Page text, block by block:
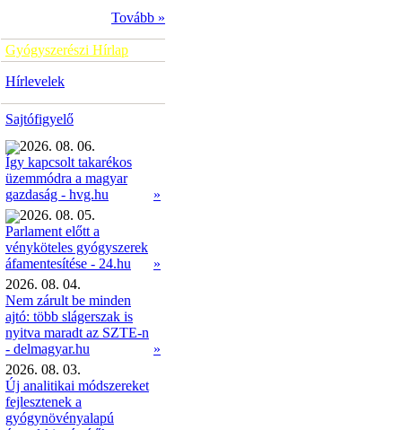
Tovább »
Gyógyszerészi Hírlap
Hírlevelek
Sajtófigyelő
2026. 08. 06.
Így kapcsolt takarékos
üzemmódra a magyar
gazdaság - hvg.hu
»
2026. 08. 05.
Parlament előtt a
vényköteles gyógyszerek
áfamentesítése - 24.hu
»
2026. 08. 04.
Nem zárult be minden
ajtó: több slágerszak is
nyitva maradt az SZTE-n
- delmagyar.hu
»
2026. 08. 03.
Új analitikai módszereket
fejlesztenek a
gyógynövényalapú